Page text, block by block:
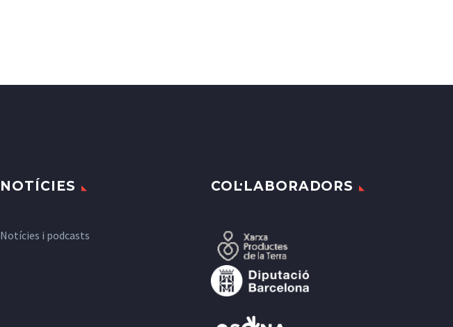
NOTÍCIES
Notícies i podcasts
COL·LABORADORS